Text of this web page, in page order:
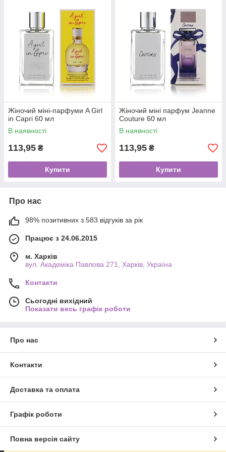
Жіночий міні-парфуми A Girl
in Capri 60 мл
В наявності
113,95 ₴
Купити
Жіночий міні парфум Jeanne
Couture 60 мл
В наявності
113,95 ₴
Купити
Про нас
98% позитивних з 583 відгуків за рік
Працює з 24.06.2015
м. Харків
вул. Академіка Павлова 271, Харків, Україна
Контакти
Сьогодні вихідний
Показати весь графік роботи
Про нас
Контакти
Доставка та оплата
Графік роботи
Повна версія сайту